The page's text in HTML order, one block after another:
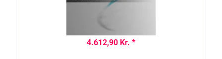
4.612,90 Kr. *